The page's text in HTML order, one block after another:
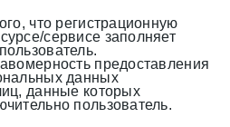
что регистрационную
сервисе заполняет
предоставления
данных
данные которых
пользователь.